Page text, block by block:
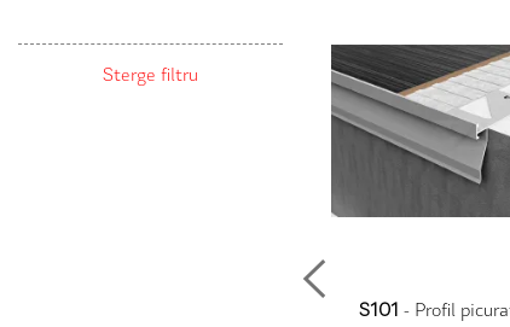
Sterge filtru
S101 - Profil